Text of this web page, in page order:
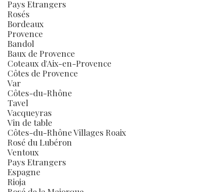
Pays Etrangers
Rosés
Bordeaux
Provence
Bandol
Baux de Provence
Coteaux d'Aix-en-Provence
Côtes de Provence
Var
Côtes-du-Rhône
Tavel
Vacqueyras
Vin de table
Côtes-du-Rhône Villages Roaix
Rosé du Lubéron
Ventoux
Pays Etrangers
Espagne
Rioja